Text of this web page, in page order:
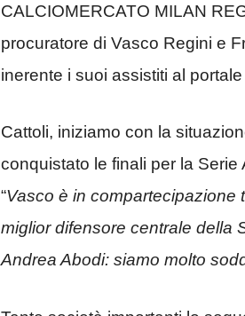
CALCIOMERCATO MILAN
procuratore di Vasco Regini e
inerente i suoi assistiti al
Cattoli, iniziamo con la
conquistato le finali per la
“Vasco è in compartecipazione
miglior difensore centrale della
Andrea Abodi: siamo molto